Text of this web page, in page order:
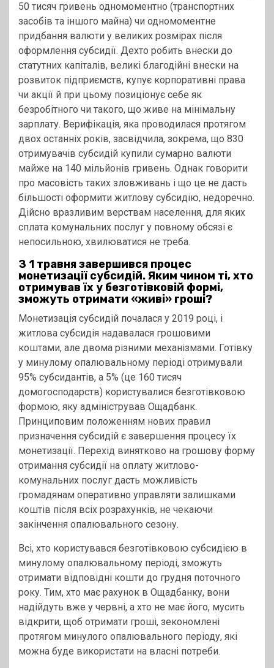
50 тисяч гривень одномоментно (транспортних
засобів та іншого майна) чи одномоментне
придбання валюти у великих розмірах після
оформлення субсидії. Дехто робить внески до
статутних капіталів, великі благодійні внески на
розвиток підприємств, купує корпоративні права
чи акції й при цьому позиціонує себе як
безробітного чи такого, що живе на мінімальну
зарплату. Верифікація, яка проводилася протягом
двох останніх років, засвідчила, зокрема, що 830
отримувачів субсидій купили сумарно валюти
майже на 140 мільйонів гривень. Однак говорити
про масовість таких зловживань і що це не дасть
більшості оформити житлову субсидію, недоречно.
Дійсно вразливим верствам населення, для яких
сплата комунальних послуг у повному обсязі є
непосильною, хвилюватися не треба.
З 1 травня завершився процес
монетизації субсидій. Яким чином ті, хто
отримував їх у безготівковій формі,
зможуть отримати «живі» гроші?
Монетизація субсидій почалася у 2019 році, і
житлова субсидія надавалася грошовими
коштами, але двома різними механізмами. Готівку
у минулому опалювальному періоді отримували
95% субсидантів, а 5% (це 160 тисяч
домогосподарств) користувалися безготівковою
формою, яку адміністрував Ощадбанк.
Принциповим положенням нових правил
призначення субсидій є завершення процесу їх
монетизації. Перехід винятково на грошову форму
отримання субсидії на оплату житлово-
комунальних послуг дасть можливість
громадянам оперативно управляти залишками
коштів після всіх розрахунків, не чекаючи
закінчення опалювального сезону.
Всі, хто користувався безготівковою субсидією в
минулому опалювальному періоді, зможуть
отримати відповідні кошти до грудня поточного
року. Тим, хто має рахунок в Ощадбанку, вони
надійдуть вже у червні, а хто не має його, мусить
відкрити, щоб отримати гроші, зекономлені
протягом минулого опалювального періоду, які
можна буде використати на власні потреби.